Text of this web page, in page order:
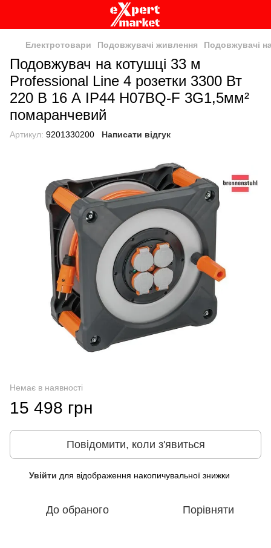
Електротовари Подовжувачі живлення Подовжувачі
Подовжувач на котушці 33 м
Professional Line 4 розетки 3300 Вт
220 В 16 А IP44 H07BQ-F 3G1,5мм²
помаранчевий
Артикул: 9201330200 Написати відгук
Немає в наявності
15 498 грн
Повідомити, коли з'явиться
Увійти для відображення накопичувальної знижки
До обраного Порівняти